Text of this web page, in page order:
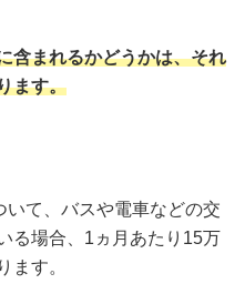
含まれるかどうかは、それ
ます。
て、バスや電車などの交
る場合、1ヵ月あたり15万
ます。